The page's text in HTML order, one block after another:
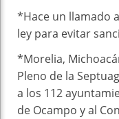
*⁠Hace un llamado
ley para evitar
*Morelia,
Pleno de la
a los 112
de Ocampo y al